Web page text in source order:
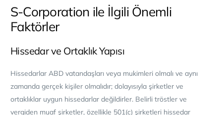
S-Corporation ile İlgili Önemli
Faktörler
Hissedar ve Ortaklık Yapısı
Hissedarlar ABD vatandaşları veya mukimleri olmalı ve aynı
zamanda gerçek kişiler olmalıdır; dolayısıyla şirketler ve
ortaklıklar uygun hissedarlar değildirler. Belirli tröstler ve
vergiden muaf şirketler, özellikle 501(c) şirketleri hissedar